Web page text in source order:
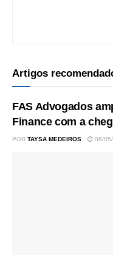
Artigos
FAS Advogados
Finance com a
POR TAYSA MEDEIROS 06/